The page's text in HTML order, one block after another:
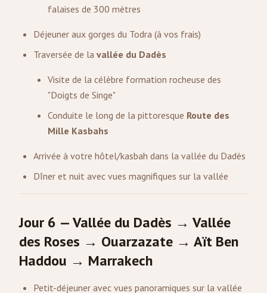
falaises de 300 mètres
Déjeuner aux gorges du Todra (à vos frais)
Traversée de la vallée du Dadès
Visite de la célèbre formation rocheuse des
"Doigts de Singe"
Conduite le long de la pittoresque Route des
Mille Kasbahs
Arrivée à votre hôtel/kasbah dans la vallée du Dadès
Dîner et nuit avec vues magnifiques sur la vallée
Jour 6 — Vallée du Dadès → Vallée
des Roses → Ouarzazate → Aït Ben
Haddou → Marrakech
Petit-déjeuner avec vues panoramiques sur la vallée